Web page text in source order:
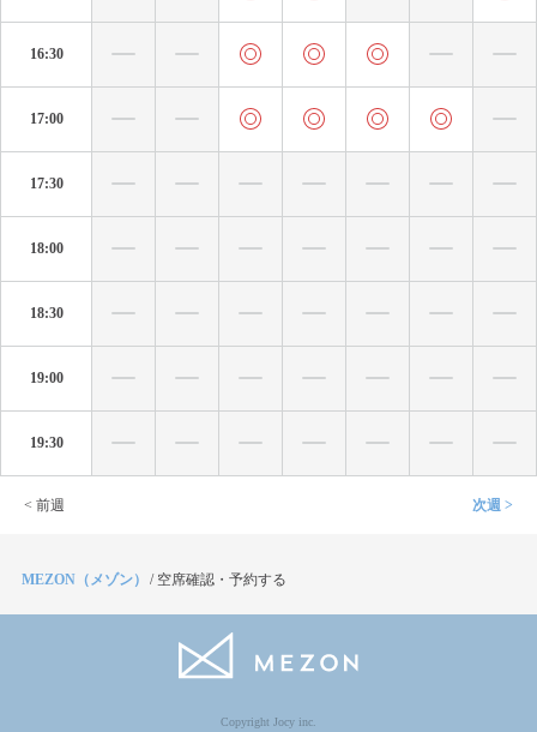
16:30
17:00
17:30
18:00
18:30
19:00
19:30
< 前週 次週 >
MEZON（メゾン） / 空席確認・予約する
Copyright Jocy inc.